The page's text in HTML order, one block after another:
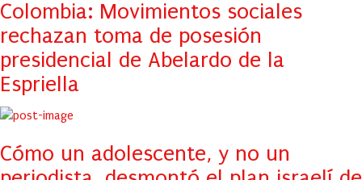
Colombia: Movimientos sociales
rechazan toma de posesión
presidencial de Abelardo de la
Espriella
Cómo un adolescente, y no un